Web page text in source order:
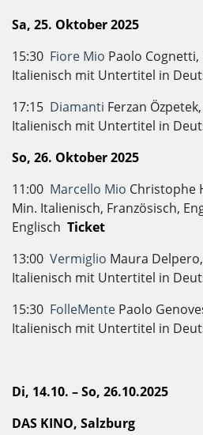
Sa, 25. Oktober 2025
15:30 Fiore Mio Paolo Cognetti,
Italienisch mit Untertitel in
17:15 Diamanti Ferzan
Italienisch mit Untertitel in
So, 26. Oktober 2025
11:00 Marcello Mio Christophe
Min. Italienisch, Französisch,
Englisch Ticket
13:00 Vermiglio Maura
Italienisch mit Untertitel in
15:30 FolleMente Paolo
Italienisch mit Untertitel in
Di, 14.10. – So, 26.10.2025
DAS KINO, Salzburg